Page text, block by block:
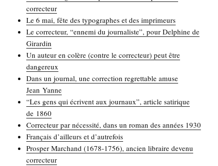
correcteur
Le 6 mai, fête des typo­graphes et des imprimeurs
Le cor­rec­teur, “enne­mi du jour­na­liste”, pour Del­phine de
Girardin
Un auteur en colère (contre le cor­rec­teur) peut être
dangereux
Dans un jour­nal, une cor­rec­tion regret­table amuse
Jean Yanne
“Les gens qui écrivent aux jour­naux”, article sati­rique
de 1860
Cor­rec­teur par néces­si­té, dans un roman des années 1930
Fran­çais d’ailleurs et d’autrefois
Pros­per Mar­chand (1678-1756), ancien libraire deve­nu
correcteur